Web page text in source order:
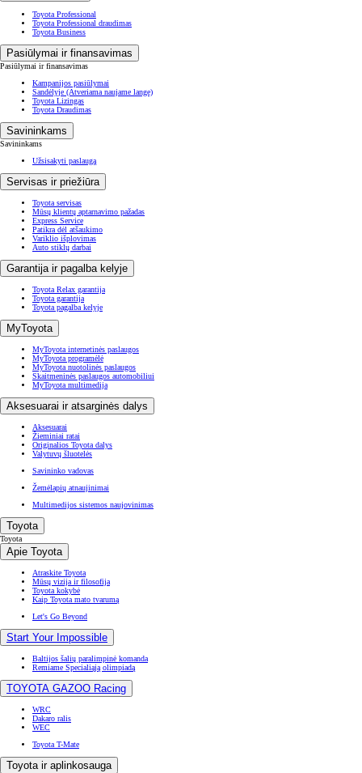
Toyota Professional
Toyota Professional draudimas
Toyota Business
Pasiūlymai ir finansavimas
Pasiūlymai ir finansavimas
Kampanijos pasiūlymai
Sandėlyje (Atveriama naujame lange)
Toyota Lizingas
Toyota Draudimas
Savininkams
Savininkams
Užsisakyti paslaugą
Servisas ir priežiūra
Toyota servisas
Mūsų klientų aptarnavimo pažadas
Express Service
Patikra dėl atšaukimo
Variklio išplovimas
Auto stiklų darbai
Garantija ir pagalba kelyje
Toyota Relax garantija
Toyota garantija
Toyota pagalba kelyje
MyToyota
MyToyota internetinės paslaugos
MyToyota programėlė
MyToyota nuotolinės paslaugos
Skaitmeninės paslaugos automobiliui
MyToyota multimedija
Aksesuarai ir atsarginės dalys
Aksesuarai
Žieminiai ratai
Originalios Toyota dalys
Valytuvų šluotelės
Savininko vadovas
Žemėlapių atnaujinimai
Multimedijos sistemos naujovinimas
Toyota
Toyota
Apie Toyota
Atraskite Toyota
Mūsų vizija ir filosofija
Toyota kokybė
Kaip Toyota mato tvarumą
Let's Go Beyond
Start Your Impossible
Baltijos šalių paralimpinė komanda
Remiame Specialiąją olimpiadą
TOYOTA GAZOO Racing
WRC
Dakaro ralis
WEC
Toyota T-Mate
Toyota ir aplinkosauga